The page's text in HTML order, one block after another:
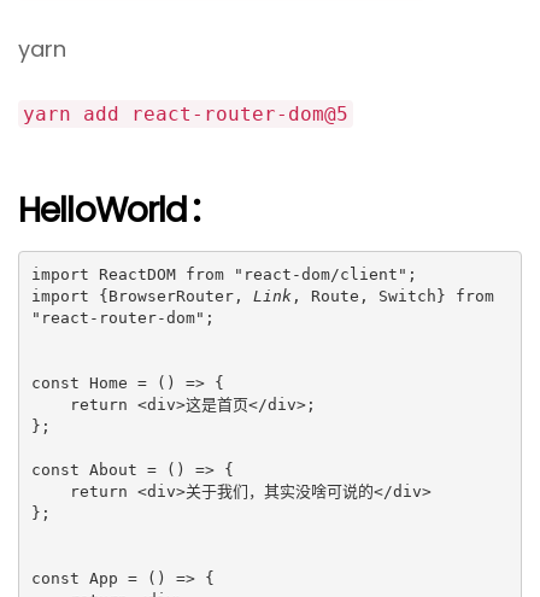
yarn
yarn add react-router-dom@5
HelloWorld：
import ReactDOM from "react-dom/client";
import {BrowserRouter, Link, Route, Switch} from
"react-router-dom";
const Home = () => {
};
const About = () => {
};
const App = () => {